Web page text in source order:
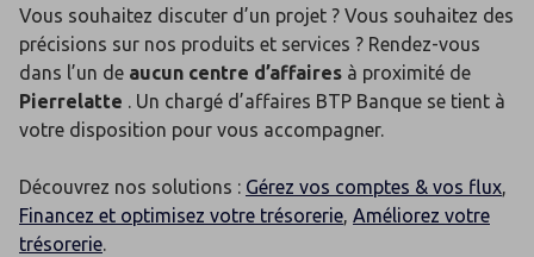
Vous souhaitez discuter d’un projet ? Vous souhaitez des
précisions sur nos produits et services ? Rendez-vous
dans l’un de aucun centre d’affaires à proximité de
Pierrelatte . Un chargé d’affaires BTP Banque se tient à
votre disposition pour vous accompagner.
Découvrez nos solutions : Gérez vos comptes & vos flux,
Financez et optimisez votre trésorerie, Améliorez votre
trésorerie.